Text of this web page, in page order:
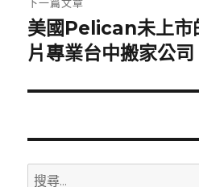
下
一
文
美國Pelican未上市
片專業台中搬家公司
搜